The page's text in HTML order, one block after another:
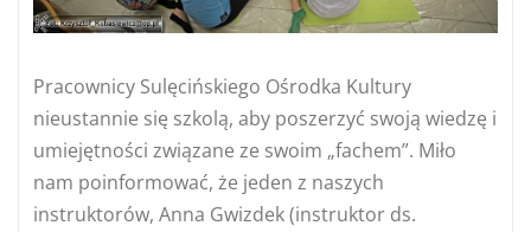
Pracownicy Sulęcińskiego Ośrodka Kultury
nieustannie się szkolą, aby poszerzyć swoją wiedzę i
umiejętności związane ze swoim „fachem”. Miło
nam poinformować, że jeden z naszych
instruktorów, Anna Gwizdek (instruktor ds.